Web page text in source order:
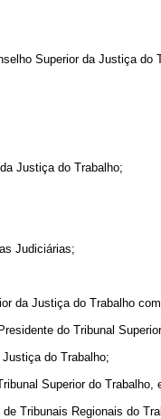
Superior da Justiça do
Justiça do Trabalho;
Judiciárias;
da Justiça do Trabalho
do Tribunal
Justiça do Trabalho;
Superior do Trabalho,
Tribunais Regionais do